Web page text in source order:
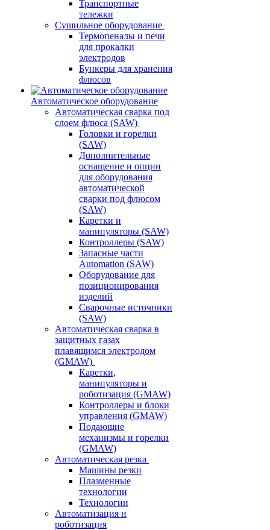
Транспортные
тележки
Сушильное оборудование
Термопеналы и печи
для прокалки
электродов
Бункеры для хранения
флюсов
Автоматическое оборудование
Автоматическая сварка под
слоем флюса (SAW)
Головки и горелки
(SAW)
Дополнительные
оснащение и опции
для оборудования
автоматической
сварки под флюсом
(SAW)
Каретки и
манипуляторы (SAW)
Контроллеры (SAW)
Запасные части
Automation (SAW)
Оборудование для
позиционирования
изделий
Сварочные источники
(SAW)
Автоматическая сварка в
защитных газах
плавящимся электродом
(GMAW)
Каретки,
манипуляторы и
роботизация (GMAW)
Контроллеры и блоки
управления (GMAW)
Подающие
механизмы и горелки
(GMAW)
Автоматическая резка
Машины резки
Плазменные
технологии
Технологии
Автоматизация и
роботизация